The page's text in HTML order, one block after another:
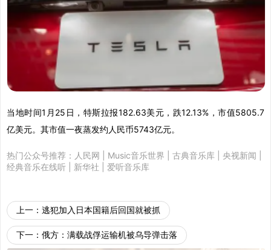
当地时间1月25日，特斯拉报182.63美元，跌12.13%，市值5805.7
亿美元。其市值一夜蒸发约人民币5743亿元。
热门公众号推荐： 人民网 Music音乐世界 古典音乐库 央视新闻
经典音乐在线听
新华社 爱听音乐库
上一： 逃犯加入日本国籍后回国就被抓
下一： 俄方：满载战俘运输机被乌导弹击落